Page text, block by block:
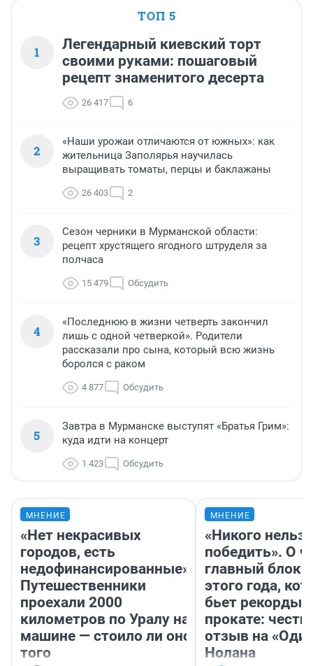
ТОП 5
1
Легендарный киевский торт
своими руками: пошаговый
рецепт знаменитого десерта
26 417 6
2
«Наши урожаи отличаются от южных»: как
жительница Заполярья научилась
выращивать томаты, перцы и баклажаны
26 403 2
3
Сезон черники в Мурманской области:
рецепт хрустящего ягодного штруделя за
полчаса
15 479 Обсудить
4
«Последнюю в жизни четверть закончил
лишь с одной четверкой». Родители
рассказали про сына, который всю жизнь
боролся с раком
4 877 Обсудить
5
Завтра в Мурманске выступят «Братья Грим»:
куда идти на концерт
1 423 Обсудить
МНЕНИЕ
«Нет некрасивых
городов, есть
недофинансированные».
Путешественники
проехали 2000
километров по Уралу на
машине — стоило ли оно
того
МНЕНИЕ
«Никого нельзя
победить». О
главный
этого года,
бьет рекорды в
прокате:
отзыв на
Нолана